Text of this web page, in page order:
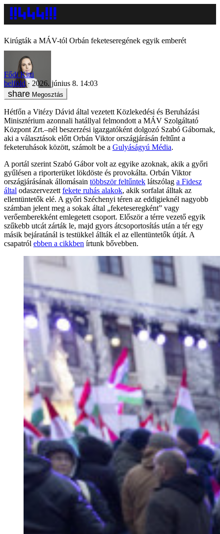
Kirúgták a MÁV-tól Orbán feketeseregének egyik emberét
Fődi Kitti
belföld
2026. június 8. 14:03
Megosztás
Hétfőn a Vitézy Dávid által vezetett Közlekedési és Beruházási
Minisztérium azonnali hatállyal felmondott a MÁV Szolgáltató
Központ Zrt.–nél beszerzési igazgatóként dolgozó Szabó Gábornak,
aki a választások előtt Orbán Viktor országjárásán feltűnt a
feketeruhások között, számolt be a Gulyáságyú Média.
A portál szerint Szabó Gábor volt az egyike azoknak, akik a győri
gyűlésen a riporterüket lökdöste és provokálta. Orbán Viktor
országjárásának állomásain többször feltűntek látszólag a Fidesz
által odaszervezett fekete ruhás alakok, akik sorfalat álltak az
ellentüntetők elé. A győri Széchenyi téren az eddigieknél nagyobb
számban jelent meg a sokak által „feketeseregként” vagy
verőemberekként emlegetett csoport. Először a térre vezető egyik
szűkebb utcát zárták le, majd gyors átcsoportosítás után a tér egy
másik bejáratánál is testükkel állták el az ellentüntetők útját. A
csapatról ebben a cikkben írtunk bővebben.